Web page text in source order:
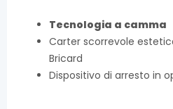
Tecnologia a camma
Carter scorrevole
Bricard
Dispositivo di arresto in